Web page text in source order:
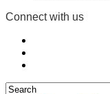
Connect with us